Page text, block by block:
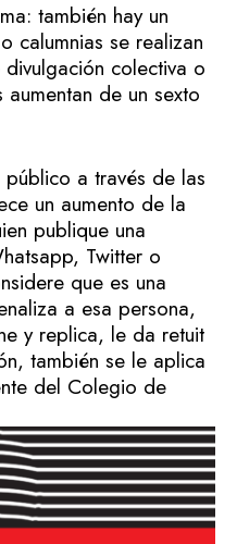
también hay un
calumnias se realizan
colectiva o
aumentan de un sexto
público a través de las
un aumento de la
publique una
Twitter o
que es una
a esa persona,
y replica, le da retuit
también se le aplica
del Colegio de